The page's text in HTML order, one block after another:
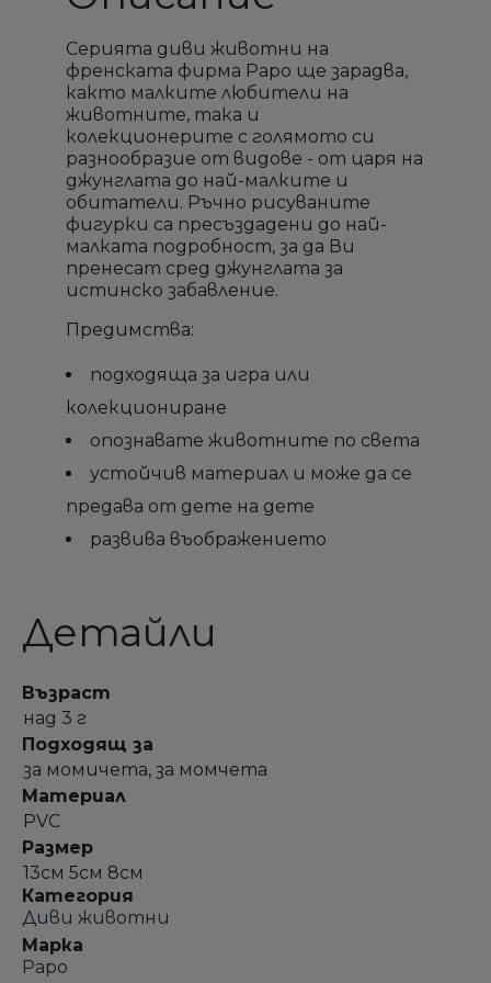
Добави към списък с
желани продукти
Създай нов списък
Създай списък
Име на списък
Sign in
Необходимо е да влезете с във Вашия профил
за да добавите продукта в списъка с желание
продукти
Добави към списък с
желани продукти
Създай нов списък
Създай списък
Име на списък
Sign in
Необходимо е да влезете с във Вашия профил
за да добавите продукта в списъка с желание
продукти
Серията диви животни на
френската фирма Papo ще зарадва,
както малките любители на
животните, така и
колекционерите с голямото си
разнообразие от видове - от царя на
джунглата до най-малките и
обитатели. Ръчно рисуваните
фигурки са пресъздадени до най-
малката подробност, за да Ви
пренесат сред джунглата за
истинско забавление.
Предимства:
подходяща за игра или
колекциониране
опознавате животните по света
устойчив материал и може да се
предава от дете на дете
развива въображението
Детайли
Възраст
над 3 г
Подходящ за
за момичета, за момчета
Материал
PVC
Размер
13см 5см 8см
Категория
Диви животни
Марка
Papo